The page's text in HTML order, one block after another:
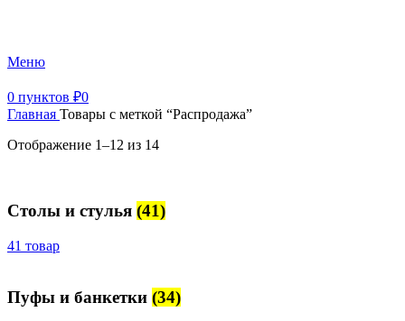
Меню
0 пунктов ₽0
Главная Товары с меткой “Распродажа”
Отображение 1–12 из 14
Столы и стулья (41)
41 товар
Пуфы и банкетки (34)